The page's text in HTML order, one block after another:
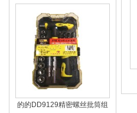
的的DD9129精密螺丝批筒组